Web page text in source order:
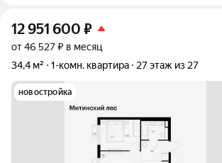
12 951 600 ₽
от 46 527 ₽ в месяц
34,4 м²
1-комн. квартира 27 этаж из 27
новостройка